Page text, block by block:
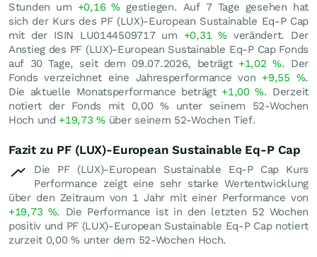
Stunden um +0,16% gestiegen. Auf 7 Tage gesehen hat
sich der Kurs des PF (LUX)-European Sustainable Eq-P Cap
mit der ISIN LU0144509717 um +0,31%verändert. Der
Anstieg des PF (LUX)-European Sustainable Eq-P Cap Fonds
auf 30 Tage, seit dem 09.07.2026, beträgt +1,02 %. Der
Fonds verzeichnet eine Jahresperformance von +9,55 %.
Die aktuelle Monatsperformance beträgt +1,00%. Derzeit
notiert der Fonds mit 0,00%unter seinem 52-Wochen
Hoch und +19,73%über seinem 52-Wochen Tief.
Fazit zu PF (LUX)-European Sustainable Eq-P Cap
Die PF (LUX)-European Sustainable Eq-P Cap Kurs
Performance zeigt eine sehr starke Wertentwicklung
über den Zeitraum von 1 Jahr mit einer Performance von
+19,73 %. Die Performance ist in den letzten 52 Wochen
positiv und PF (LUX)-European Sustainable Eq-P Cap notiert
zurzeit 0,00%unter dem 52-Wochen Hoch.